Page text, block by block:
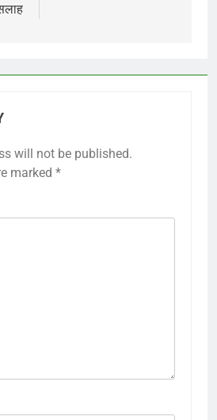
will not be published.
marked *